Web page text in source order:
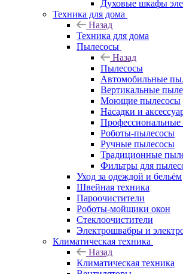
Духовые шкафы
Техника для дома
Назад
Техника для дома
Пылесосы
Назад
Пылесосы
Автомобильные
Вертикальные
Моющие пылесосы
Насадки и
Роботы-пылесосы
Ручные пылесосы
Традиционные
Фильтры для
Уход за одеждой и бельём
Швейная техника
Пароочистители
Роботы-мойщики окон
Стеклоочистители
Электрошвабры и
Климатическая техника
Назад
Климатическая техника